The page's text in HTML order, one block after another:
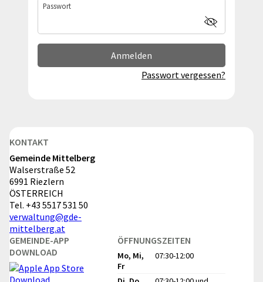
Passwort
Anmelden
Passwort vergessen?
KONTAKT
Gemeinde Mittelberg
Walserstraße 52
6991 Riezlern
ÖSTERREICH
Tel. +43 5517 531 50
verwaltung@gde-
mittelberg.at
GEMEINDE-APP
DOWNLOAD
ÖFFNUNGSZEITEN
Mo, Mi,
Fr
07:30-12:00